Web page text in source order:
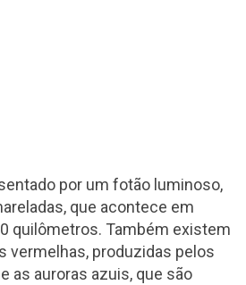
por um fotão luminoso,
que acontece em
quilômetros. Também existem
vermelhas, produzidas pelos
as auroras azuis, que são